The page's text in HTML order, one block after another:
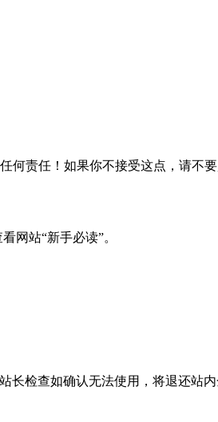
何责任！如果你不接受这点，请不要
网站“新手必读”。
检查如确认无法使用，将退还站内